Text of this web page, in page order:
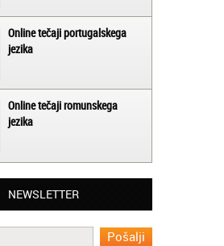
Online tečaji portugalskega
jezika
Online tečaji romunskega
jezika
NEWSLETTER
storitve opravljajo hitro in